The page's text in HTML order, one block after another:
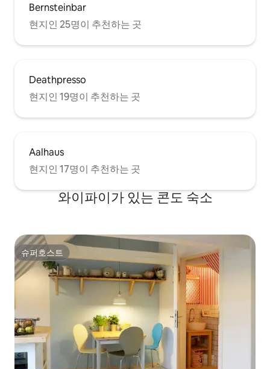
Bernsteinbar
현지인 25명이 추천하는 곳
Deathpresso
현지인 19명이 추천하는 곳
Aalhaus
현지인 17명이 추천하는 곳
와이파이가 있는 콘도 숙소
슈퍼호스트
슈퍼호스트